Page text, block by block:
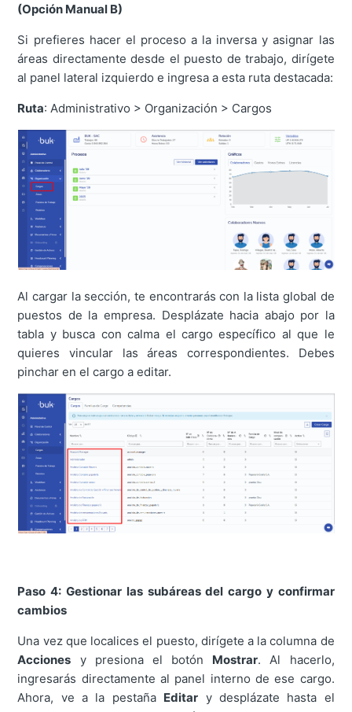
(Opción Manual B)
Si prefieres hacer el proceso a la inversa y asignar las
áreas directamente desde el puesto de trabajo, dirígete
al panel lateral izquierdo e ingresa a esta ruta destacada:
Ruta: Administrativo > Organización > Cargos
Al cargar la sección, te encontrarás con la lista global de
puestos de la empresa. Desplázate hacia abajo por la
tabla y busca con calma el cargo específico al que le
quieres vincular las áreas correspondientes. Debes
pinchar en el cargo a editar.
Paso 4: Gestionar las subáreas del cargo y confirmar
cambios
Una vez que localices el puesto, dirígete a la columna de
Acciones y presiona el botón Mostrar. Al hacerlo,
ingresarás directamente al panel interno de ese cargo.
Ahora, ve a la pestaña Editar y desplázate hasta el